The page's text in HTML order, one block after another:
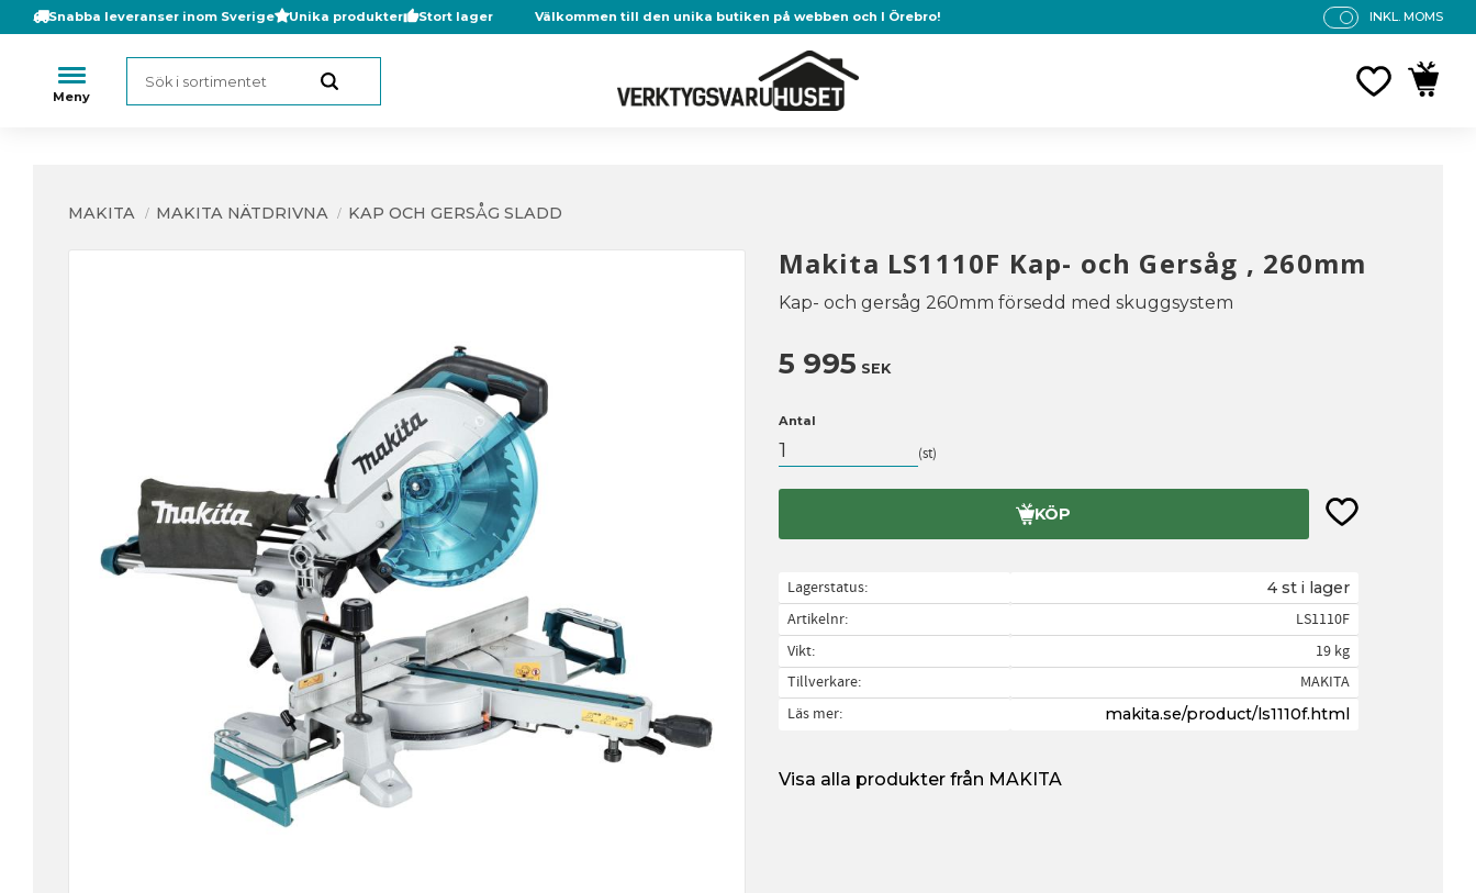
Snabba leveranser inom Sverige Unika produkter Stort lager Välkommen till den unika butiken på webben och I Örebro!
P
INKL. MOMS
MAKITA MAKITA NÄTDRIVNA KAP OCH GERSÅG SLADD
Makita LS1110F Kap- och Gersåg , 260mm
Kap- och gersåg 260mm försedd med skuggsystem
5 995 SEK
Antal
st
KÖP Lägg till i
Lagerstatus 4 st i lager
Artikelnr
LS1110F
Vikt
19 kg
Tillverkare
MAKITA
Läs mer
makita.se/product/ls1110f.html
Visa alla produkter från MAKITA